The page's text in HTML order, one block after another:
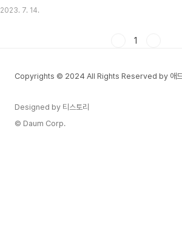
이 있는지 확인해 보시면 나중에 많은 도움이 될 것이라 생각
2023. 7. 14.
1
Copyrights © 2024 All Rights Reserved by 애드
Designed by 티스토리
© Daum Corp.